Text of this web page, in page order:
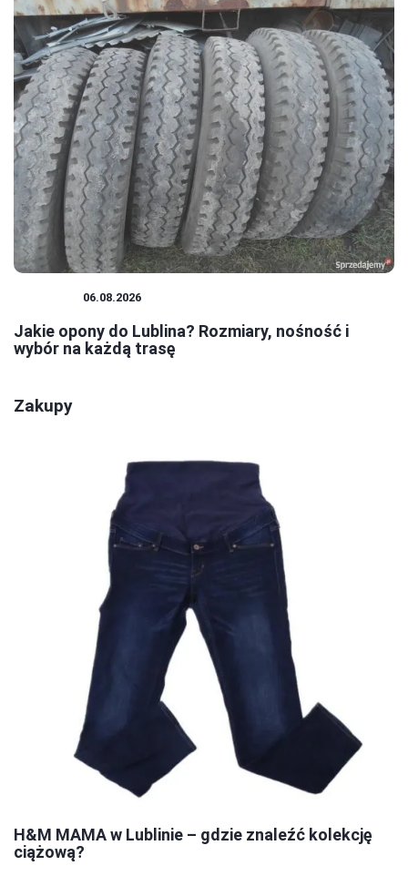
06.08.2026
Jakie opony do Lublina? Rozmiary, nośność i
wybór na każdą trasę
Zakupy
H&M MAMA w Lublinie – gdzie znaleźć kolekcję
ciążową?